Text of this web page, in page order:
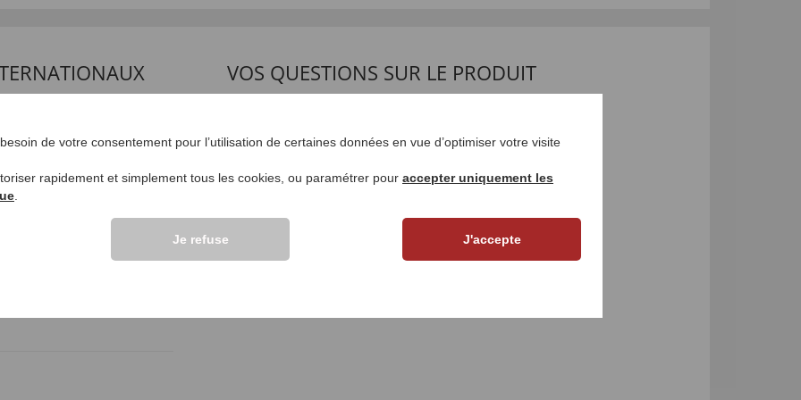
>>
graag aan. Ik merk niks
VOS QUESTIONS SUR LE PRODUIT
de votre consentement pour l’utilisation de certaines données en vue d’optimiser votre visite
rapidement et simplement tous les cookies, ou paramétrer pour accepter uniquement les
Je refuse J'accepte